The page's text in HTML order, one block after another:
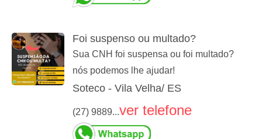
Foi suspenso ou multado?
Sua CNH foi suspensa ou foi multado?
nós podemos lhe ajudar!
Soteco - Vila Velha/ ES
(27) 9889...ver telefone